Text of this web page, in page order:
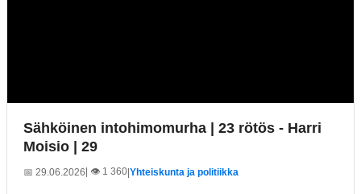
Sähköinen intohimomurha | 23 rötös - Harri
Moisio | 29
📅 29.06.2026| 👁️ 1 360 Yhteiskunta ja politiikka